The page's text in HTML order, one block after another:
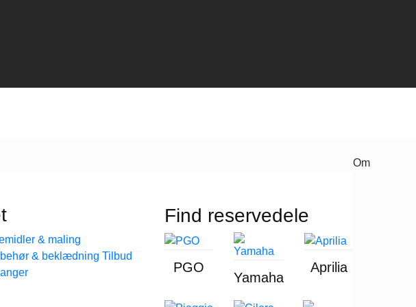
& maling
& beklædning
Find reservedele
PGO
Yamaha
Aprilia
Om